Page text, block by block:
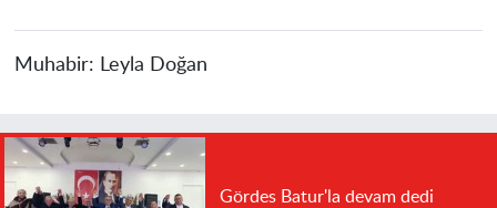
Muhabir: Leyla Doğan
Gördes Batur'la devam dedi